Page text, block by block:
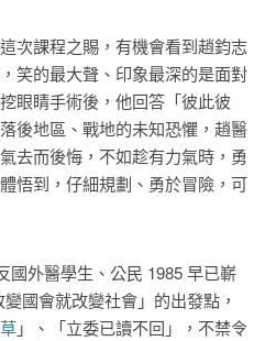
次課程之賜，有機會看到趙鈞志
笑的最大聲、印象最深的是面對
眼睛手術後，他回答「彼此彼
後地區、戰地的未知恐懼，趙醫
去而後悔，不如趁有力氣時，勇
悟到，仔細規劃、勇於冒險，可
國外醫學生、公民 1985 早已嶄
國會就改變社會」的出發點，
」、「立委已讀不回」，不禁令